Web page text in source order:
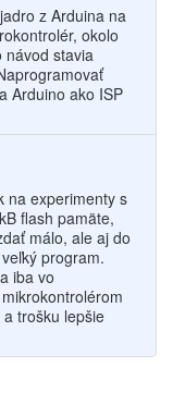
z Arduina na
okolo
návod stavia
Arduino ako ISP
na experimenty s
flash pamäte,
málo, ale aj do
program.
iba vo
trošku lepšie